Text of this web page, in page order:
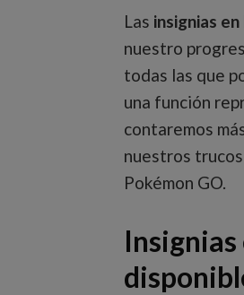
Las insignias
nuestro
todas las que
una función
contaremos
nuestros
Pokémon GO.